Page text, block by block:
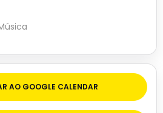
AO GOOGLE CALENDAR